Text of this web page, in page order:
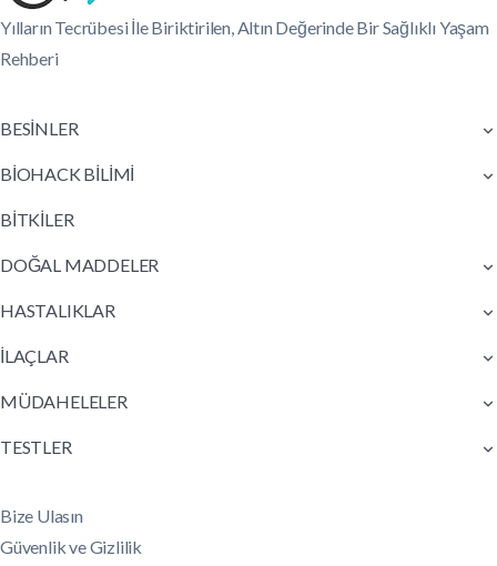
Yılların Tecrübesi İle Biriktirilen, Altın Değerinde Bir Sağlıklı Yaşam
Rehberi
BESİNLER
BİOHACK BİLİMİ
BİTKİLER
DOĞAL MADDELER
HASTALIKLAR
İLAÇLAR
MÜDAHELELER
TESTLER
Bize Ulasın
Güvenlik ve Gizlilik